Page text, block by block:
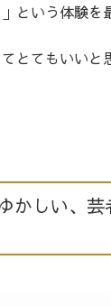
という体験を
とてもいいと
かしい、